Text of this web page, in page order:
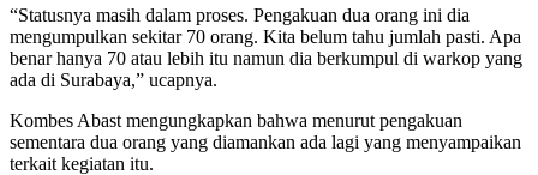
“Statusnya masih dalam proses. Pengakuan dua orang ini dia
mengumpulkan sekitar 70 orang. Kita belum tahu jumlah pasti. Apa
benar hanya 70 atau lebih itu namun dia berkumpul di warkop yang
ada di Surabaya,” ucapnya.
Kombes Abast mengungkapkan bahwa menurut pengakuan
sementara dua orang yang diamankan ada lagi yang menyampaikan
terkait kegiatan itu.